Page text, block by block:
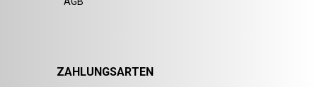
ZAHLUNGSARTEN